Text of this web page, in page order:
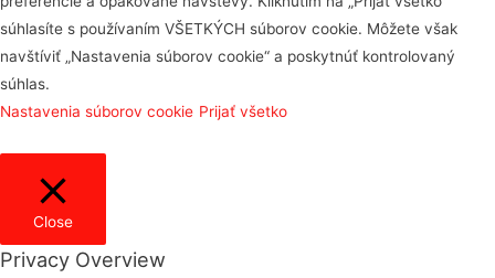
súhlasíte s používaním VŠETKÝCH súborov cookie. Môžete však
navštíviť „Nastavenia súborov cookie“ a poskytnúť kontrolovaný
súhlas.
Nastavenia súborov cookie Prijať všetko
Close
Privacy Overview